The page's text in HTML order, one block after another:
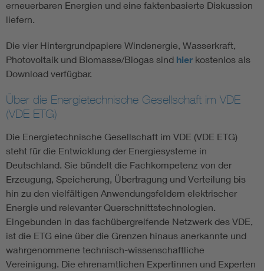
erneuerbaren Energien und eine faktenbasierte Diskussion
liefern.
Die vier Hintergrundpapiere Windenergie, Wasserkraft,
Photovoltaik und Biomasse/Biogas sind hier kostenlos als
Download verfügbar.
Über die Energietechnische Gesellschaft im VDE
(VDE ETG)
Die Energietechnische Gesellschaft im VDE (VDE ETG)
steht für die Entwicklung der Energiesysteme in
Deutschland. Sie bündelt die Fachkompetenz von der
Erzeugung, Speicherung, Übertragung und Verteilung bis
hin zu den vielfältigen Anwendungsfeldern elektrischer
Energie und relevanter Querschnittstechnologien.
Eingebunden in das fachübergreifende Netzwerk des VDE,
ist die ETG eine über die Grenzen hinaus anerkannte und
wahrgenommene technisch-wissenschaftliche
Vereinigung. Die ehrenamtlichen Expertinnen und Experten